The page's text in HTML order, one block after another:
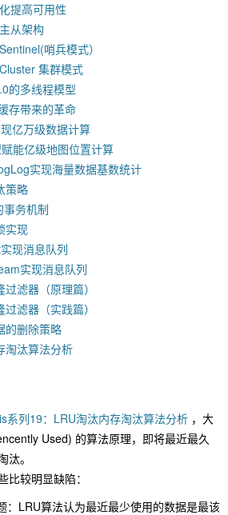
提高可用性
从架构
哨兵模式）
集群模式
的多线程模型
存带来的革命
亿万级数据计算
能亿级地图位置计算
实现海量数据基数统计
策略
务机制
实现
现消息队列
实现消息队列
滤器（原理篇）
滤器（实践篇）
的删除策略
淘汰算法分析
系列19：LRU淘汰内存淘汰算法分析 ，大
Used) 的算法原理，即将最近最久
。
比较明显缺陷：
：LRU算法认为最近最少使用的数据是最该